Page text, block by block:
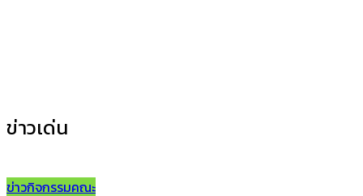
ข่าวเด่น
ข่าวกิจกรรมคณะ